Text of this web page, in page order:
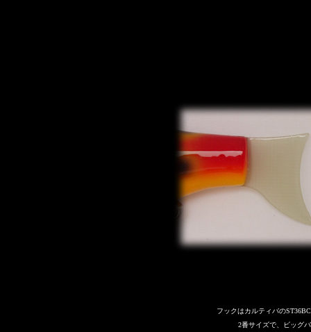
フックはカルティバの
2番サイズで、ビッグ